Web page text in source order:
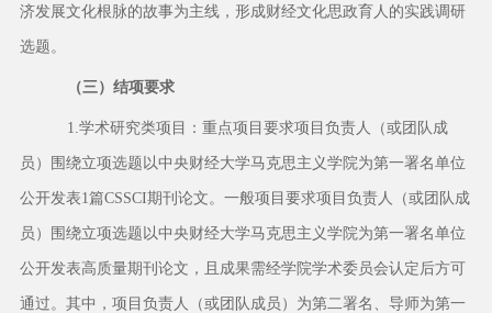
济发展文化根脉的故事为主线，形成财经文化思政育人的实践调研
选题。
（三）结项要求
1.学术研究类项目：重点项目要求项目负责人（或团队成
员）围绕立项选题以中央财经大学马克思主义学院为第一署名单位
公开发表1篇CSSCI期刊论文。一般项目要求项目负责人（或团队成
员）围绕立项选题以中央财经大学马克思主义学院为第一署名单位
公开发表高质量期刊论文，且成果需经学院学术委员会认定后方可
通过。其中，项目负责人（或团队成员）为第二署名、导师为第一